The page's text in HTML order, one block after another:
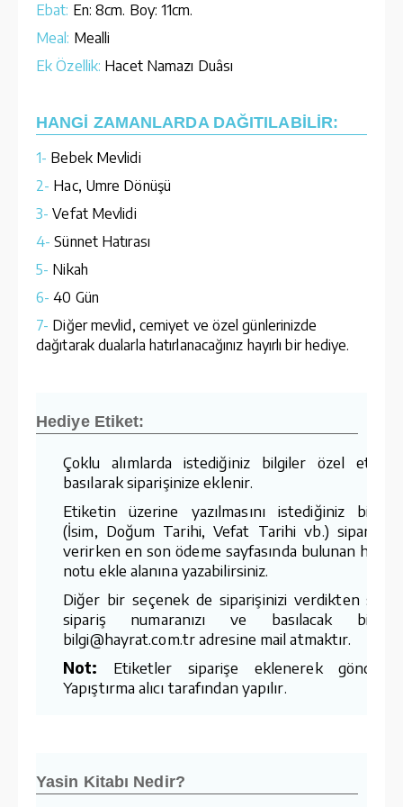
Ebat: En: 8cm. Boy: 11cm.
Meal: Mealli
Ek Özellik: Hacet Namazı Duâsı
HANGİ ZAMANLARDA DAĞITILABİLİR:
1- Bebek Mevlidi
2- Hac, Umre Dönüşü
3- Vefat Mevlidi
4- Sünnet Hatırası
5- Nikah
6- 40 Gün
7- Diğer mevlid, cemiyet ve özel günlerinizde
dağıtarak dualarla hatırlanacağınız hayırlı bir hediye.
Hediye Etiket:
Çoklu alımlarda istediğiniz bilgiler özel
basılarak siparişinize eklenir.
Etiketin üzerine yazılmasını istediğiniz
(İsim, Doğum Tarihi, Vefat Tarihi vb.)
verirken en son ödeme sayfasında bulunan
notu ekle alanına yazabilirsiniz.
Diğer bir seçenek de siparişinizi verdikten
sipariş numaranızı ve basılacak
bilgi@hayrat.com.tr adresine mail atmaktır.
Not: Etiketler siparişe eklenerek
Yapıştırma alıcı tarafından yapılır.
Yasin Kitabı Nedir?